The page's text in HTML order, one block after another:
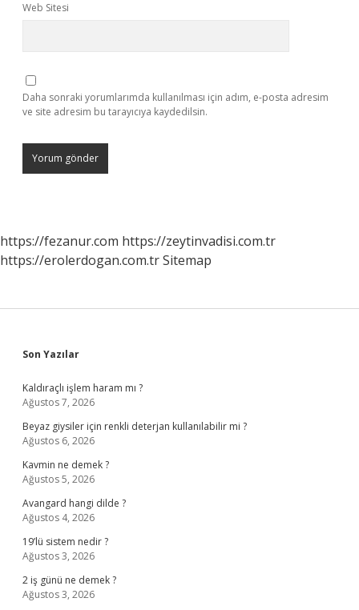
Web Sitesi
Daha sonraki yorumlarımda kullanılması için adım, e-posta adresim
ve site adresim bu tarayıcıya kaydedilsin.
https://fezanur.com https://zeytinvadisi.com.tr
https://erolerdogan.com.trSitemap
Sidebar
Son Yazılar
Kaldıraçlı işlem haram mı ?
Ağustos 7, 2026
Beyaz giysiler için renkli deterjan kullanılabilir mi ?
Ağustos 6, 2026
Kavmin ne demek ?
Ağustos 5, 2026
Avangard hangi dilde ?
Ağustos 4, 2026
19’lü sistem nedir ?
Ağustos 3, 2026
2 iş günü ne demek ?
Ağustos 3, 2026